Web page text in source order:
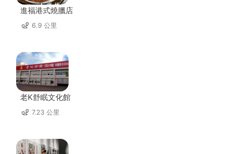
進福港式燒臘店
6.9 公里
老K舒眠文化館
7.23 公里